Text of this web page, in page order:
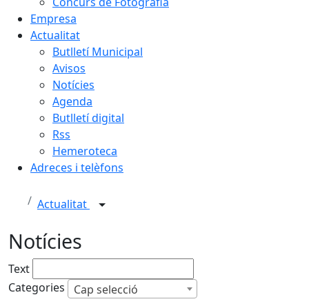
Empresa
Actualitat
Butlletí Municipal
Avisos
Notícies
Agenda
Butlletí digital
Rss
Hemeroteca
Adreces i telèfons
Actualitat
Notícies
Text
Categories
Cap selecció